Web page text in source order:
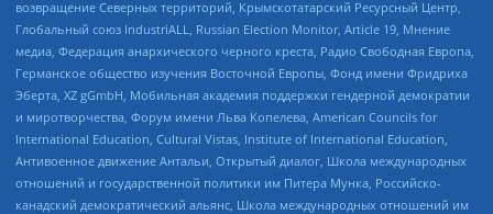
возвращение Северных территорий, Крымскотатарский Ресурсный Центр,
Глобальный союз IndustriALL, Russian Election Monitor, Article 19, Мнение
медиа, Федерация анархического черного креста, Радио Свободная Европа,
Германское общество изучения Восточной Европы, Фонд имени Фридриха
Эберта, XZ gGmbH, Мобильная академия поддержки гендерной демократии
и миротворчества, Форум имени Льва Копелева, American Councils for
International Education, Cultural Vistas, Institute of International Education,
Антивоенное движение Антальи, Открытый диалог, Школа международных
отношений и государственной политики им Питера Мунка, Российско-
канадский демократический альянс, Школа международных отношений им